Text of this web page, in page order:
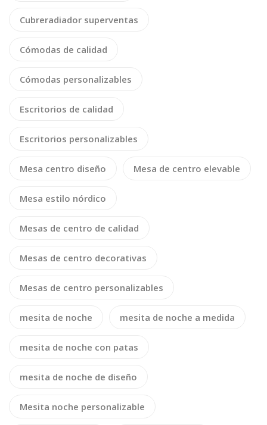
Cubreradiador superventas
Cómodas de calidad
Cómodas personalizables
Escritorios de calidad
Escritorios personalizables
Mesa centro diseño Mesa de centro elevable
Mesa estilo nórdico
Mesas de centro de calidad
Mesas de centro decorativas
Mesas de centro personalizables
mesita de noche mesita de noche a medida
mesita de noche con patas
mesita de noche de diseño
Mesita noche personalizable